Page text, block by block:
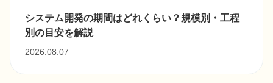
システム開発の期間はどれくらい？規模別・工程
別の目安を解説
2026.08.07